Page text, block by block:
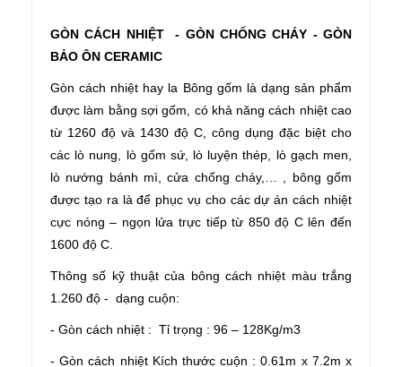
GÒN CÁCH NHIỆT - GÒN CHỐNG CHÁY - GÒN
BẢO ÔN CERAMIC
Gòn cách nhiệt hay la Bông gốm là dạng sản phẩm
được làm bằng sợi gốm, có khả năng cách nhiệt cao
từ 1260 độ và 1430 độ C, công dụng đặc biệt cho
các lò nung, lò gốm sứ, lò luyện thép, lò gạch men,
lò nướng bánh mì, cửa chống cháy,… , bông gốm
được tạo ra là để phục vụ cho các dự án cách nhiệt
cực nóng – ngọn lửa trực tiếp từ 850 độ C lên đến
1600 độ C.
Thông số kỹ thuật của bông cách nhiệt màu trắng
1.260 độ - dạng cuộn:
- Gòn cách nhiệt : Tỉ trọng : 96 – 128Kg/m3
- Gòn cách nhiệt Kích thước cuộn : 0.61m x 7.2m x